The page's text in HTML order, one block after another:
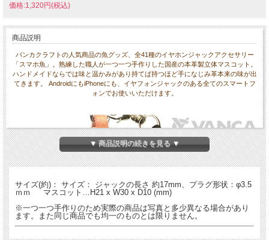
価格:1,320円(税込)
商品説明
バンカクラフトの人気商品の魚グッズ、全41種のイヤホンジャックアクセサリー
「スマホ魚」。熟練した職人が一つ一つ手作りした国産の本革製立体マスコット。
ハンドメイドならでは味と温かみがあり持てば持つほど手になじみ革本来の味が出
てきます。 AndroidにもiPhoneにも、イヤフォンジャックのある全てのスマートフ
ォンでお使いいただけます。
▼ 商品説明の続きを見る ▼
サイズ(約)： サイズ： ジャックの長さ 約17mm、プラグ形状：φ3.5
ｍｍ マスコット…H21 x W30 x D10 (mm)
※一つ一つ手作りのため実際の商品は写真と多少異なる場合があり
ます。また同じ商品でも均一のものとは限りません。